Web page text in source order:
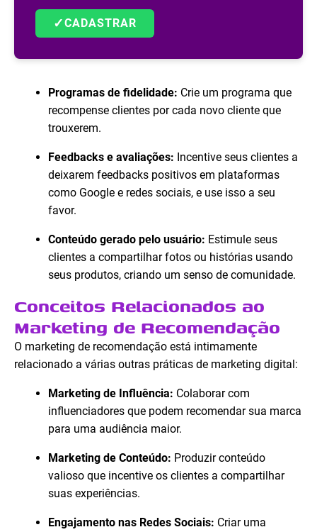
✓CADASTRAR
Programas de fidelidade: Crie um programa que
recompense clientes por cada novo cliente que
trouxerem.
Feedbacks e avaliações: Incentive seus clientes a
deixarem feedbacks positivos em plataformas
como Google e redes sociais, e use isso a seu
favor.
Conteúdo gerado pelo usuário: Estimule seus
clientes a compartilhar fotos ou histórias usando
seus produtos, criando um senso de comunidade.
Conceitos Relacionados ao
Marketing de Recomendação
O marketing de recomendação está intimamente
relacionado a várias outras práticas de marketing digital:
Marketing de Influência: Colaborar com
influenciadores que podem recomendar sua marca
para uma audiência maior.
Marketing de Conteúdo: Produzir conteúdo
valioso que incentive os clientes a compartilhar
suas experiências.
Engajamento nas Redes Sociais: Criar uma